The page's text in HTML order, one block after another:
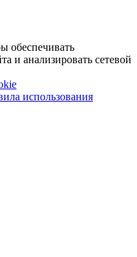
обеспечивать
и анализировать сетевой
использования